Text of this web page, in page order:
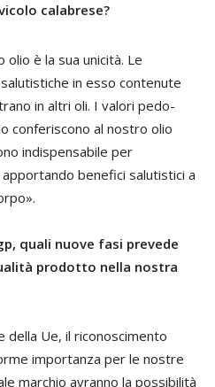
calabrese?
è la sua unicità. Le
in esso contenute
in altri oli. I valori pedo-
conferiscono al nostro olio
indispensabile per
benefici salutistici a
quali nuove fasi prevede
prodotto nella nostra
della Ue, il riconoscimento
importanza per le nostre
marchio avranno la possibilità